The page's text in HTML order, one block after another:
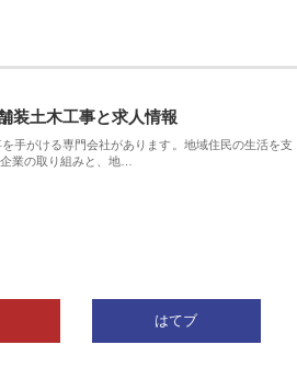
装土木工事と求人情報
手がける専門会社があります。地域住民の生活を支
業の取り組みと、地…
はてブ